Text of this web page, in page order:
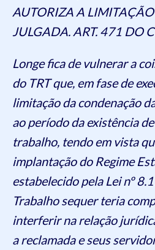
AUTORIZA A
JULGADA. ART. 471 DO
Longe fica de vulnerar a
do TRT que, em fase de
limitação da condenação
ao período da existência
trabalho, tendo em vista
implantação do Regime
estabelecido pela Lei nº
Trabalho sequer teria
interferir na relação
a reclamada e seus